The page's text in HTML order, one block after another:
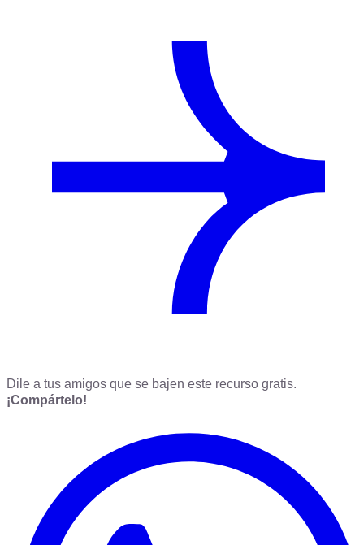
Dile a tus amigos que se bajen este recurso gratis.
¡Compártelo!